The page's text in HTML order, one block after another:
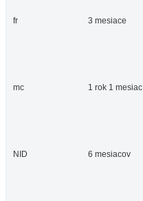
fr 3 mesiace
mc 1 rok 1 mesiac
NID 6 mesiacov